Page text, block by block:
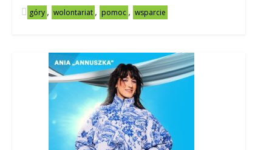
góry , wolontariat , pomoc , wsparcie